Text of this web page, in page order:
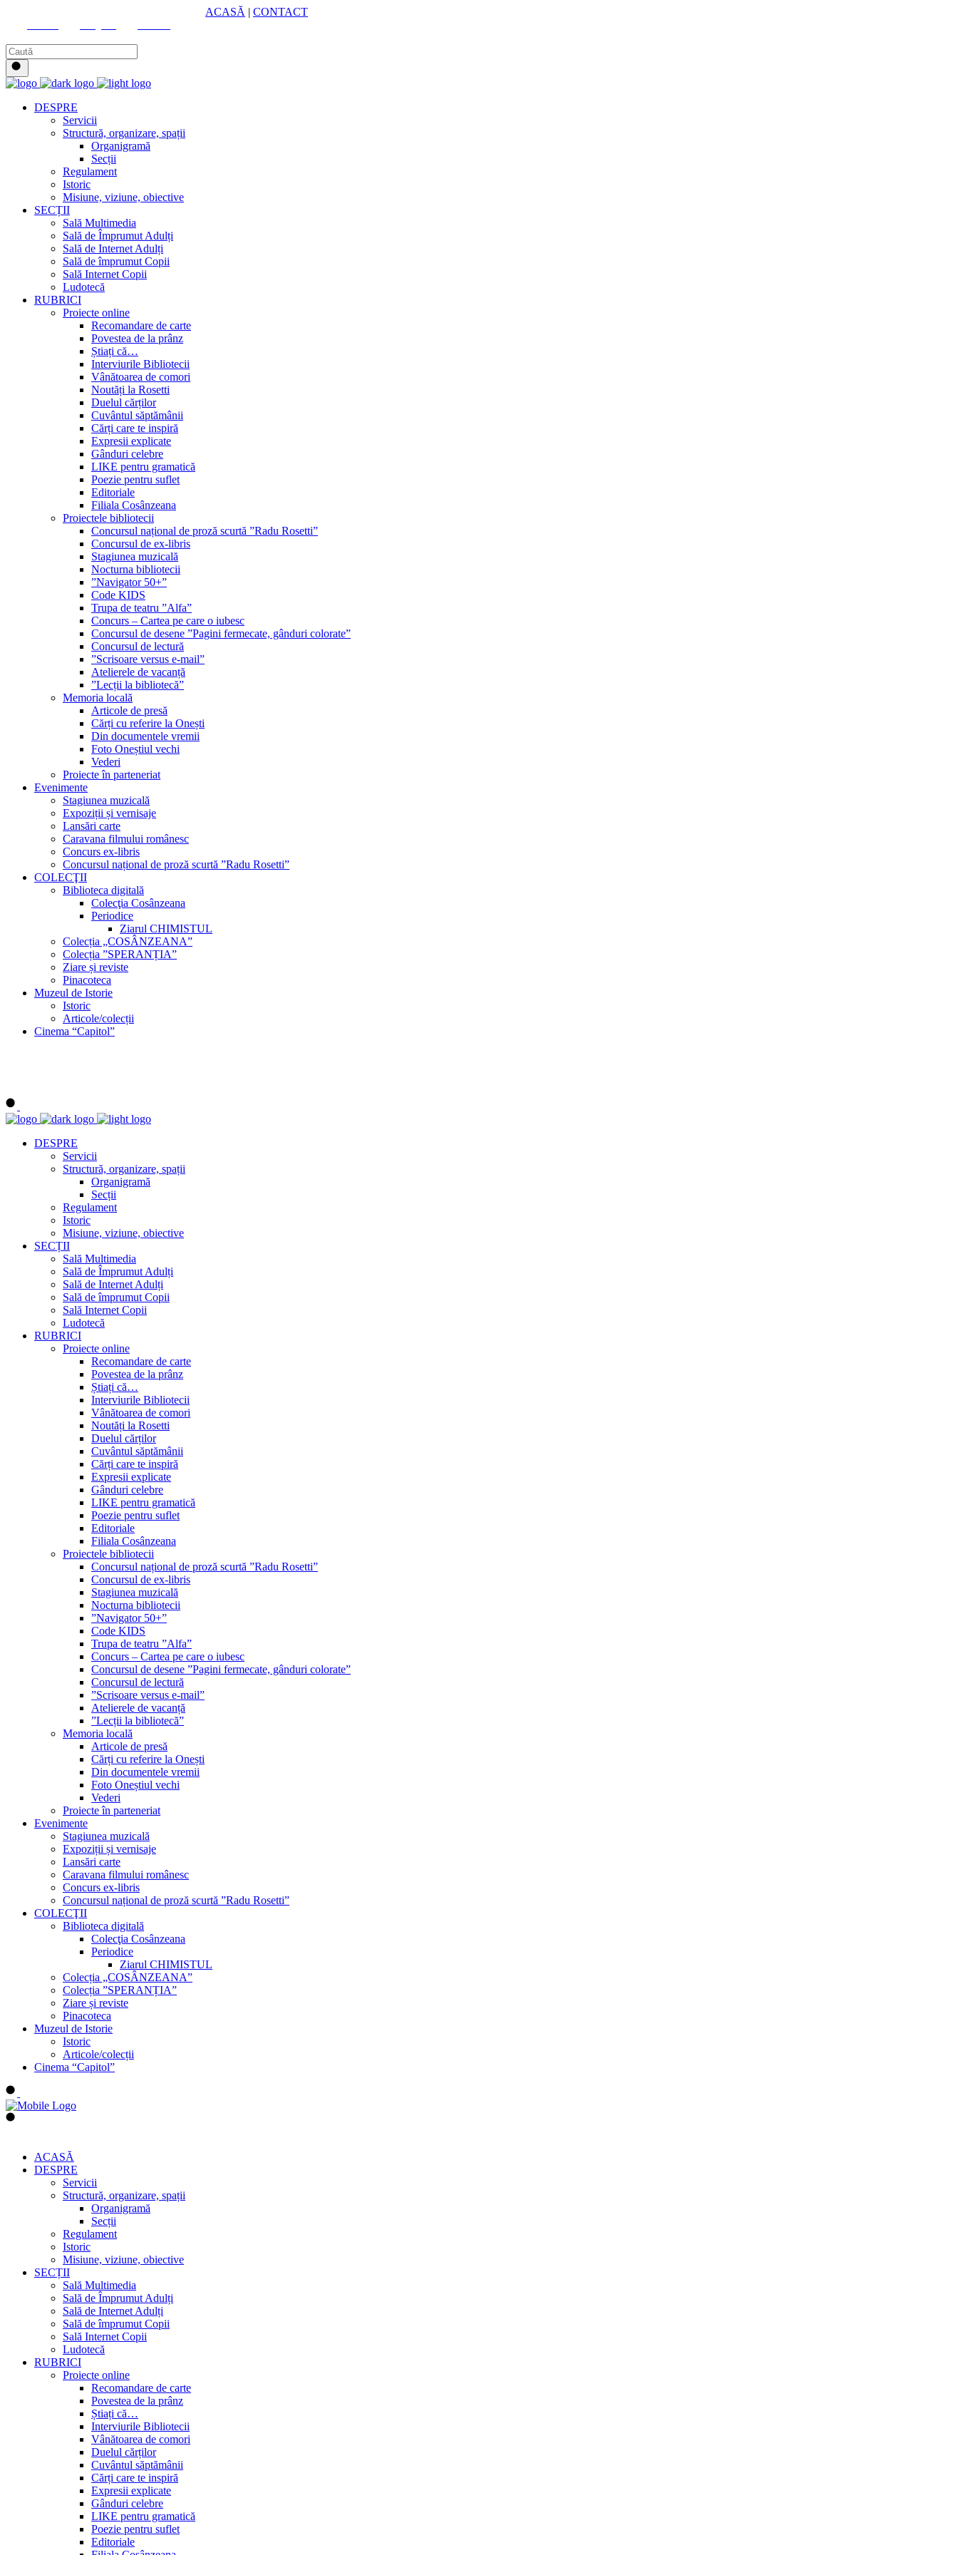
ACASĂ | CONTACT
DESPRE
Servicii
Structură, organizare, spații
Organigramă
Secții
Regulament
Istoric
Misiune, viziune, obiective
SECȚII
Sală Multimedia
Sală de Împrumut Adulți
Sală de Internet Adulți
Sală de împrumut Copii
Sală Internet Copii
Ludotecă
RUBRICI
Proiecte online
Recomandare de carte
Povestea de la prânz
Știați că…
Interviurile Bibliotecii
Vânătoarea de comori
Noutăți la Rosetti
Duelul cărților
Cuvântul săptămânii
Cărți care te inspiră
Expresii explicate
Gânduri celebre
LIKE pentru gramatică
Poezie pentru suflet
Editoriale
Filiala Cosânzeana
Proiectele bibliotecii
Concursul național de proză scurtă ”Radu Rosetti”
Concursul de ex-libris
Stagiunea muzicală
Nocturna bibliotecii
”Navigator 50+”
Code KIDS
Trupa de teatru ”Alfa”
Concurs – Cartea pe care o iubesc
Concursul de desene ”Pagini fermecate, gânduri colorate”
Concursul de lectură
”Scrisoare versus e-mail”
Atelierele de vacanță
”Lecții la bibliotecă”
Memoria locală
Articole de presă
Cărți cu referire la Onești
Din documentele vremii
Foto Oneștiul vechi
Vederi
Proiecte în parteneriat
Evenimente
Stagiunea muzicală
Expoziții și vernisaje
Lansări carte
Caravana filmului românesc
Concurs ex-libris
Concursul național de proză scurtă ”Radu Rosetti”
COLECŢII
Biblioteca digitală
Colecţia Cosânzeana
Periodice
Ziarul CHIMISTUL
Colecția „COSÂNZEANA”
Colecția ”SPERANȚIA”
Ziare și reviste
Pinacoteca
Muzeul de Istorie
Istoric
Articole/colecții
Cinema “Capitol”
DESPRE
Servicii
Structură, organizare, spații
Organigramă
Secții
Regulament
Istoric
Misiune, viziune, obiective
SECȚII
Sală Multimedia
Sală de Împrumut Adulți
Sală de Internet Adulți
Sală de împrumut Copii
Sală Internet Copii
Ludotecă
RUBRICI
Proiecte online
Recomandare de carte
Povestea de la prânz
Știați că…
Interviurile Bibliotecii
Vânătoarea de comori
Noutăți la Rosetti
Duelul cărților
Cuvântul săptămânii
Cărți care te inspiră
Expresii explicate
Gânduri celebre
LIKE pentru gramatică
Poezie pentru suflet
Editoriale
Filiala Cosânzeana
Proiectele bibliotecii
Concursul național de proză scurtă ”Radu Rosetti”
Concursul de ex-libris
Stagiunea muzicală
Nocturna bibliotecii
”Navigator 50+”
Code KIDS
Trupa de teatru ”Alfa”
Concurs – Cartea pe care o iubesc
Concursul de desene ”Pagini fermecate, gânduri colorate”
Concursul de lectură
”Scrisoare versus e-mail”
Atelierele de vacanță
”Lecții la bibliotecă”
Memoria locală
Articole de presă
Cărți cu referire la Onești
Din documentele vremii
Foto Oneștiul vechi
Vederi
Proiecte în parteneriat
Evenimente
Stagiunea muzicală
Expoziții și vernisaje
Lansări carte
Caravana filmului românesc
Concurs ex-libris
Concursul național de proză scurtă ”Radu Rosetti”
COLECŢII
Biblioteca digitală
Colecţia Cosânzeana
Periodice
Ziarul CHIMISTUL
Colecția „COSÂNZEANA”
Colecția ”SPERANȚIA”
Ziare și reviste
Pinacoteca
Muzeul de Istorie
Istoric
Articole/colecții
Cinema “Capitol”
ACASĂ
DESPRE
Servicii
Structură, organizare, spații
Organigramă
Secții
Regulament
Istoric
Misiune, viziune, obiective
SECȚII
Sală Multimedia
Sală de Împrumut Adulți
Sală de Internet Adulți
Sală de împrumut Copii
Sală Internet Copii
Ludotecă
RUBRICI
Proiecte online
Recomandare de carte
Povestea de la prânz
Știați că…
Interviurile Bibliotecii
Vânătoarea de comori
Duelul cărților
Cuvântul săptămânii
Cărți care te inspiră
Expresii explicate
Gânduri celebre
LIKE pentru gramatică
Poezie pentru suflet
Editoriale